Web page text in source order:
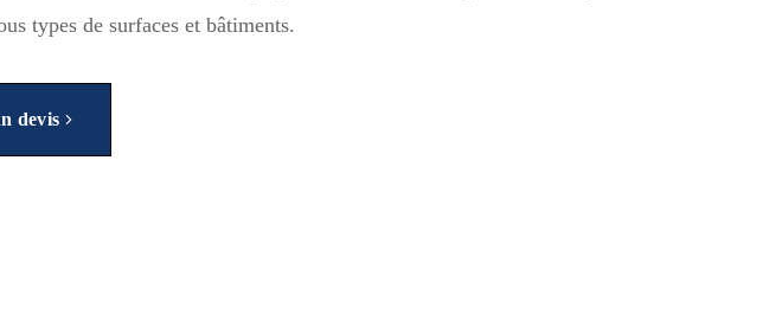
types de surfaces et bâtiments.
devis